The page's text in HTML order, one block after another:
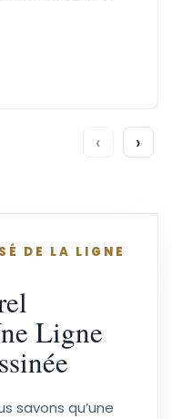
‹ ›
DE LA LIGNE
Ligne
savons qu’une